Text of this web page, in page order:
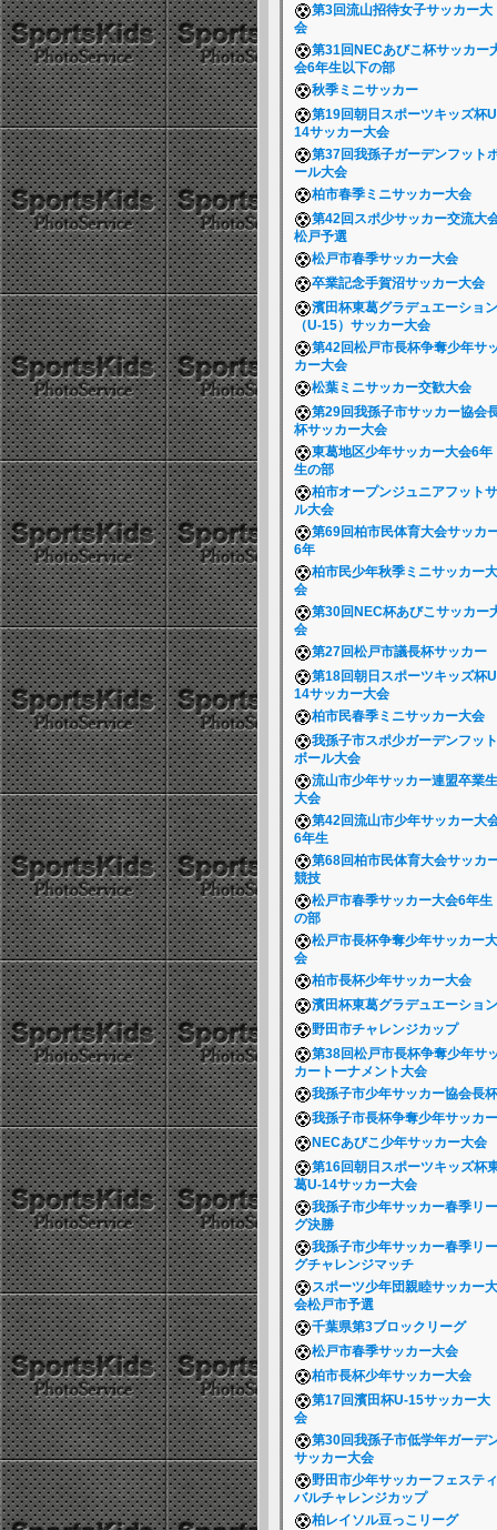
第3回流山招待女子サッカー大
会
第31回NECあびこ杯サッカー
会6年生以下の部
秋季ミニサッカー
第19回朝日スポーツキッズ杯
14サッカー大会
第37回我孫子ガーデンフット
ール大会
柏市春季ミニサッカー大会
第42回スポ少サッカー交流大
松戸予選
松戸市春季サッカー大会
卒業記念手賀沼サッカー大会
濱田杯東葛グラデュエーション
（U-15）サッカー大会
第42回松戸市長杯争奪少年サ
カー大会
松葉ミニサッカー交歓大会
第29回我孫子市サッカー協会
杯サッカー大会
東葛地区少年サッカー大会6年
生の部
柏市オープンジュニアフットサ
ル大会
第69回柏市民体育大会サッカ
6年
柏市民少年秋季ミニサッカー大
会
第30回NEC杯あびこサッカー
会
第27回松戸市議長杯サッカー
第18回朝日スポーツキッズ杯
14サッカー大会
柏市民春季ミニサッカー大会
我孫子市スポ少ガーデンフット
ボール大会
流山市少年サッカー連盟卒業生
大会
第42回流山市少年サッカー大
6年生
第68回柏市民体育大会サッカ
競技
松戸市春季サッカー大会6年生
の部
松戸市長杯争奪少年サッカー大
会
柏市長杯少年サッカー大会
濱田杯東葛グラデュエーション
野田市チャレンジカップ
第38回松戸市長杯争奪少年サ
カートーナメント大会
我孫子市少年サッカー協会長
我孫子市長杯争奪少年サッカー
NECあびこ少年サッカー大会
第16回朝日スポーツキッズ杯
葛U-14サッカー大会
我孫子市少年サッカー春季リー
グ決勝
我孫子市少年サッカー春季リー
グチャレンジマッチ
スポーツ少年団親睦サッカー大
会松戸市予選
千葉県第3ブロックリーグ
松戸市春季サッカー大会
柏市長杯少年サッカー大会
第17回濱田杯U-15サッカー大
会
第30回我孫子市低学年ガーデ
サッカー大会
野田市少年サッカーフェスティ
バルチャレンジカップ
柏レイソル豆っこリーグ